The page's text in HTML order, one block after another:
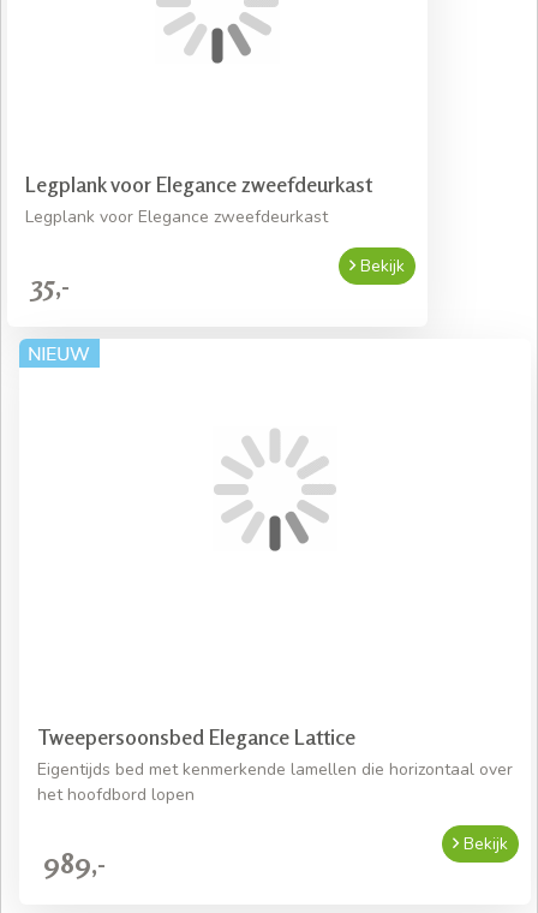
Legplank voor Elegance zweefdeurkast
Legplank voor Elegance zweefdeurkast
35,-
Bekijk
Tweepersoonsbed Elegance Lattice
Eigentijds bed met kenmerkende lamellen die horizontaal over
het hoofdbord lopen
989,-
Bekijk